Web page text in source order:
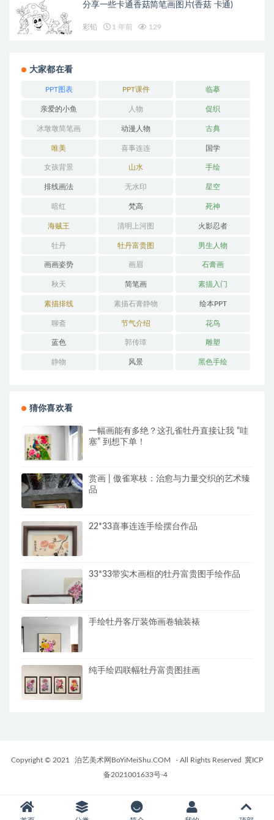
分享一些卡通香菇简笔画图片(香菇 卡通)
彩铅 1 年前 129
大家都在看
PPT图表 PPT课件 临摹
亲爱的小鱼 人物 促织
冰墩墩简笔画 动漫人物 古典
唯美 喜事连连 国学
女孩背景 山水 手绘
排线画法 无水印 星空
暗红 梵高 死神
海贼王 清明上河图 火影忍者
牡丹 牡丹富贵图 男生人物
画画姿势 画眉 石膏画
秋天 简笔画 素描入门
素描排线 素描石膏静物 绘本PPT
聊斋 节气介绍 花鸟
蓝色 郭传璋 雕塑
静物 风景 黑色手绘
猜你喜欢看
一幅画能有多绝？这孔雀牡丹直接让我 “哇
塞” 到想下单！
赏画 | 傲雀寒枝：治愈与力量交织的艺术臻
品
22*33喜事连连手绘摆台作品
33*33带实木画框的牡丹富贵图手绘作品
手绘牡丹客厅装饰画卷轴装裱
纯手绘四联幅牡丹富贵图挂画
Copyright © 2021 泊艺美术网BoYiMeiShu.COM - All Rights Reserved 冀ICP
备2021001633号-4